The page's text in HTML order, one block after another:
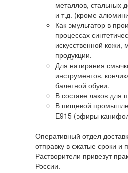
металлов, стальных
и т.д. (кроме
Как эмульгатор в
процессах
искусственной кожи,
продукции.
Для натирания
инструментов,
балетной обуви.
В составе лаков для
В пищевой
Е915 (эфиры
Оперативный отдел
отправку в сжатые сроки
Растворители привезут
России.